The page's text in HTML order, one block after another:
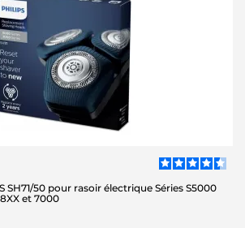
SH71/50 pour rasoir électrique Séries S5000
et 7000